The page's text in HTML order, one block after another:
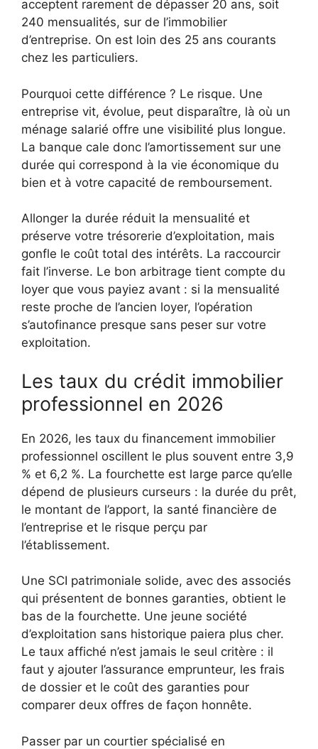
acceptent rarement de dépasser 20 ans, soit
240 mensualités, sur de l’immobilier
d’entreprise. On est loin des 25 ans courants
chez les particuliers.
Pourquoi cette différence ? Le risque. Une
entreprise vit, évolue, peut disparaître, là où un
ménage salarié offre une visibilité plus longue.
La banque cale donc l’amortissement sur une
durée qui correspond à la vie économique du
bien et à votre capacité de remboursement.
Allonger la durée réduit la mensualité et
préserve votre trésorerie d’exploitation, mais
gonfle le coût total des intérêts. La raccourcir
fait l’inverse. Le bon arbitrage tient compte du
loyer que vous payiez avant : si la mensualité
reste proche de l’ancien loyer, l’opération
s’autofinance presque sans peser sur votre
exploitation.
Les taux du crédit immobilier
professionnel en 2026
En 2026, les taux du financement immobilier
professionnel oscillent le plus souvent entre 3,9
% et 6,2 %. La fourchette est large parce qu’elle
dépend de plusieurs curseurs : la durée du prêt,
le montant de l’apport, la santé financière de
l’entreprise et le risque perçu par
l’établissement.
Une SCI patrimoniale solide, avec des associés
qui présentent de bonnes garanties, obtient le
bas de la fourchette. Une jeune société
d’exploitation sans historique paiera plus cher.
Le taux affiché n’est jamais le seul critère : il
faut y ajouter l’assurance emprunteur, les frais
de dossier et le coût des garanties pour
comparer deux offres de façon honnête.
Passer par un courtier spécialisé en